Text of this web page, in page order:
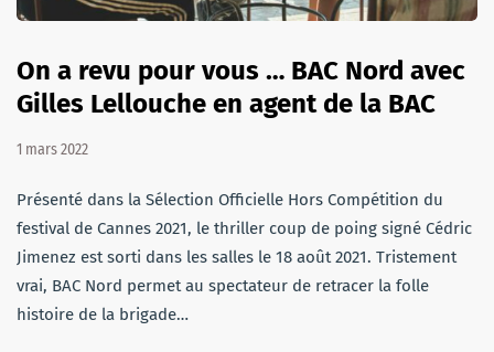
On a revu pour vous … BAC Nord avec
Gilles Lellouche en agent de la BAC
1 mars 2022
Présenté dans la Sélection Officielle Hors Compétition du
festival de Cannes 2021, le thriller coup de poing signé Cédric
Jimenez est sorti dans les salles le 18 août 2021. Tristement
vrai, BAC Nord permet au spectateur de retracer la folle
histoire de la brigade…